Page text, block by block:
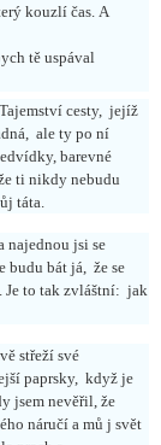
kouzlí čas. A
tě uspával
cesty, jejíž
ale ty po ní
barevné
ti nikdy nebudu
táta.
najednou jsi se
budu bát já, že se
Je to tak zvláštní: jak
střeží své
paprsky, když je
jsem nevěřil, že
náručí a mů j svět